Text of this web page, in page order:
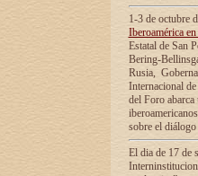
1-3 de octubre
Iberoamérica
Estatal de San
Bering-
Rusia,
Internacional
del Foro
sobre el
El dia de 17 de